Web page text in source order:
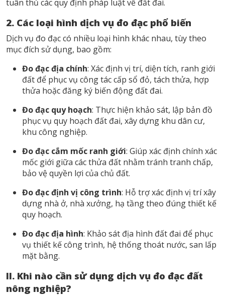
tuân thủ các quy định pháp luật về đất đai.
2. Các loại hình dịch vụ đo đạc phổ biến
Dịch vụ đo đạc có nhiều loại hình khác nhau, tùy theo
mục đích sử dụng, bao gồm:
Đo đạc địa chính: Xác định vị trí, diện tích, ranh giới
đất để phục vụ công tác cấp sổ đỏ, tách thửa, hợp
thửa hoặc đăng ký biến động đất đai.
Đo đạc quy hoạch: Thực hiện khảo sát, lập bản đồ
phục vụ quy hoạch đất đai, xây dựng khu dân cư,
khu công nghiệp.
Đo đạc cắm mốc ranh giới: Giúp xác định chính xác
mốc giới giữa các thửa đất nhằm tránh tranh chấp,
bảo vệ quyền lợi của chủ đất.
Đo đạc định vị công trình: Hỗ trợ xác định vị trí xây
dựng nhà ở, nhà xưởng, hạ tầng theo đúng thiết kế
quy hoạch.
Đo đạc địa hình: Khảo sát địa hình đất đai để phục
vụ thiết kế công trình, hệ thống thoát nước, san lấp
mặt bằng.
II. Khi nào cần sử dụng dịch vụ đo đạc đất
nông nghiệp?